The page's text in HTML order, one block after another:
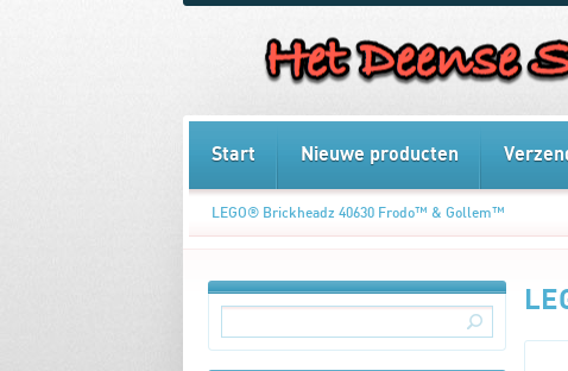
Start Nieuwe producten
LEGO® Brickheadz 40630 Frodo™ & Gollem™